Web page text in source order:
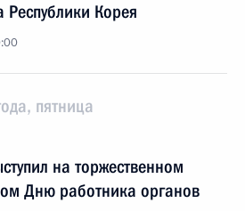
Республики Корея
пятница
на торжественном
Дню работника органов